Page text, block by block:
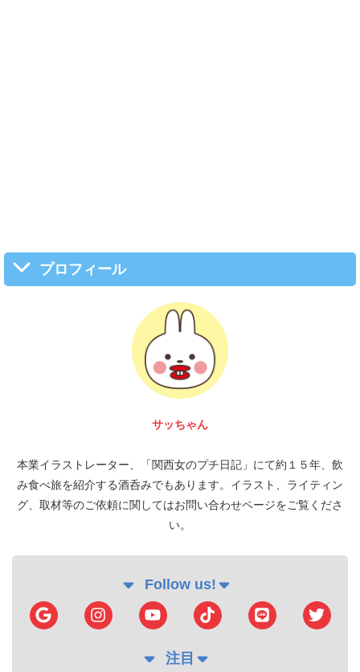
プロフィール
サッちゃん
本業イラストレーター、「関西女のプチ日記」にて約１５年、飲
み食べ旅を紹介する酒呑みでもあります。イラスト、ライティン
グ、取材等のご依頼に関してはお問い合わせページをご覧くださ
い。
Follow us!
注目